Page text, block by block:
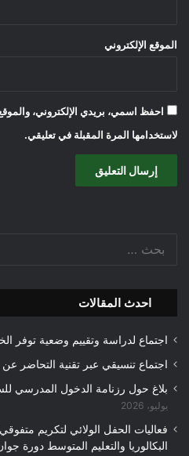
الموقع الإلكتروني
احفظ اسمي، بريدي الإلكتروني،
لاستخدامها المرة المقبلة في تعليقي.
احدث المقالات
اجتماع لدراسة وتقييم وضعية توفر
اجتماع تنسيقي عبر تقنية التحاضر عن
بلاغ حول رزنامة الدخول المدرسي للسنة
يوليو، 2026
فعاليات الحفل الولائي لتكريم
البكالوريا والتعليم المتوسط دورة جوان